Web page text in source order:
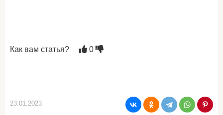
Как вам статья? 0
23.01.2023